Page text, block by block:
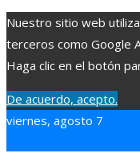
Nuestro sitio web
terceros como Google
Haga clic en el botón
De acuerdo, acepto.
viernes, agosto 7